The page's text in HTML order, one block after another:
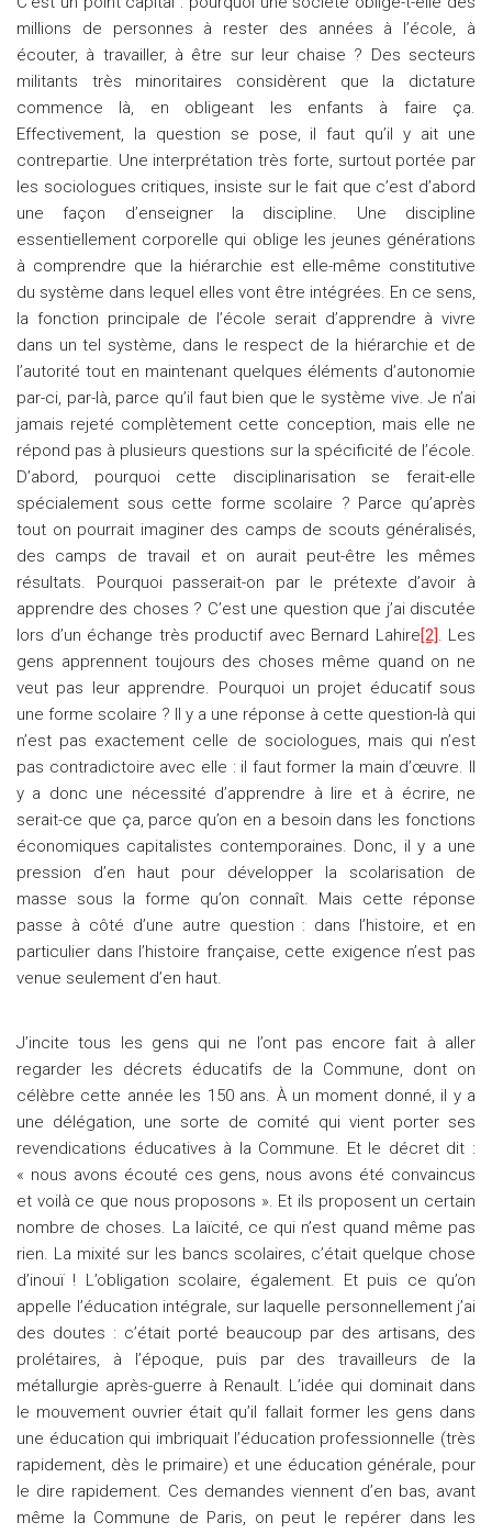
millions de personnes à rester des années à l’école, à
écouter, à travailler, à être sur leur chaise ? Des secteurs
militants très minoritaires considèrent que la dictature
commence là, en obligeant les enfants à faire ça.
Effectivement, la question se pose, il faut qu’il y ait une
contrepartie. Une interprétation très forte, surtout portée par
les sociologues critiques, insiste sur le fait que c’est d’abord
une façon d’enseigner la discipline. Une discipline
essentiellement corporelle qui oblige les jeunes générations
à comprendre que la hiérarchie est elle-même constitutive
du système dans lequel elles vont être intégrées. En ce sens,
la fonction principale de l’école serait d’apprendre à vivre
dans un tel système, dans le respect de la hiérarchie et de
l’autorité tout en maintenant quelques éléments d’autonomie
par-ci, par-là, parce qu’il faut bien que le système vive. Je n’ai
jamais rejeté complètement cette conception, mais elle ne
répond pas à plusieurs questions sur la spécificité de l’école.
D’abord, pourquoi cette disciplinarisation se ferait-elle
spécialement sous cette forme scolaire ? Parce qu’après
tout on pourrait imaginer des camps de scouts généralisés,
des camps de travail et on aurait peut-être les mêmes
résultats. Pourquoi passerait-on par le prétexte d’avoir à
apprendre des choses ? C’est une question que j’ai discutée
lors d’un échange très productif avec Bernard Lahire[2]. Les
gens apprennent toujours des choses même quand on ne
veut pas leur apprendre. Pourquoi un projet éducatif sous
une forme scolaire ? Il y a une réponse à cette question-là qui
n’est pas exactement celle de sociologues, mais qui n’est
pas contradictoire avec elle : il faut former la main d’œuvre. Il
y a donc une nécessité d’apprendre à lire et à écrire, ne
serait-ce que ça, parce qu’on en a besoin dans les fonctions
économiques capitalistes contemporaines. Donc, il y a une
pression d’en haut pour développer la scolarisation de
masse sous la forme qu’on connaît. Mais cette réponse
passe à côté d’une autre question : dans l’histoire, et en
particulier dans l’histoire française, cette exigence n’est pas
venue seulement d’en haut.
J’incite tous les gens qui ne l’ont pas encore fait à aller
regarder les décrets éducatifs de la Commune, dont on
célèbre cette année les 150 ans. À un moment donné, il y a
une délégation, une sorte de comité qui vient porter ses
revendications éducatives à la Commune. Et le décret dit :
« nous avons écouté ces gens, nous avons été convaincus
et voilà ce que nous proposons ». Et ils proposent un certain
nombre de choses. La laïcité, ce qui n’est quand même pas
rien. La mixité sur les bancs scolaires, c’était quelque chose
d’inouï ! L’obligation scolaire, également. Et puis ce qu’on
appelle l’éducation intégrale, sur laquelle personnellement j’ai
des doutes : c’était porté beaucoup par des artisans, des
prolétaires, à l’époque, puis par des travailleurs de la
métallurgie après-guerre à Renault. L’idée qui dominait dans
le mouvement ouvrier était qu’il fallait former les gens dans
une éducation qui imbriquait l’éducation professionnelle (très
rapidement, dès le primaire) et une éducation générale, pour
le dire rapidement. Ces demandes viennent d’en bas, avant
même la Commune de Paris, on peut le repérer dans les